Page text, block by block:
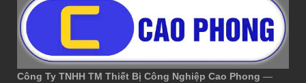
Công Ty TNHH TM Thiết Bị Công Nghiệp Cao Phong —